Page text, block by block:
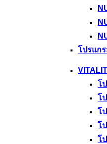
โปรแกร
โ
โ
โ
โ
โ